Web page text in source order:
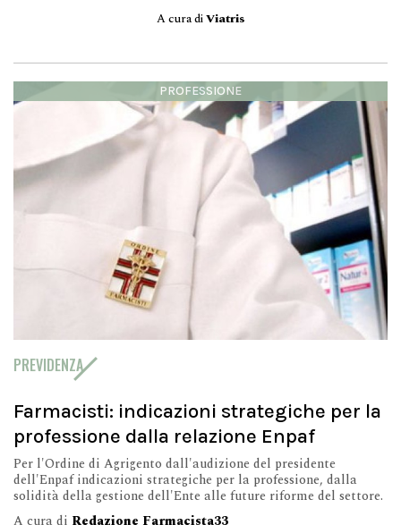
A cura diViatris
PROFESSIONE
PREVIDENZA
Farmacisti: indicazioni strategiche per la
professione dalla relazione Enpaf
Per l'Ordine di Agrigento dall'audizione del presidente
dell'Enpaf indicazioni strategiche per la professione, dalla
solidità della gestione dell'Ente alle future riforme del settore.
A cura di Redazione Farmacista33